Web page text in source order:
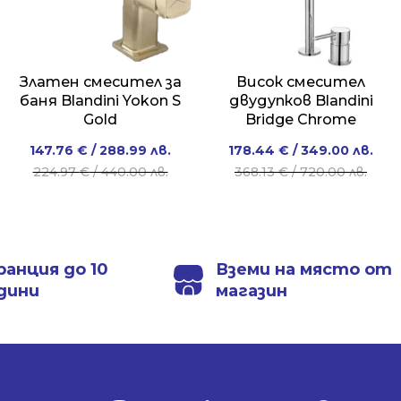
Златен смесител за
баня Blandini Yokon S
Gold
224.97€/ 440.00 лв.
Original
price
147.76 € / 288.99 лв.
Current
price
Висок смесител
двудупков Blandini
Bridge Chrome
368.13€/ 720.00 лв.
Original
price
178.44 € / 349.00 лв.
Current
price
до 10
Вземи на място от
магазин